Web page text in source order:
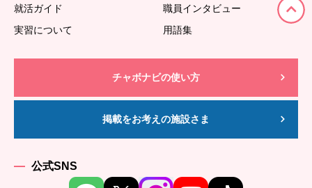
就活ガイド
職員インタビュー
実習について
用語集
チャボナビの使い方
掲載をお考えの施設さま
公式SNS